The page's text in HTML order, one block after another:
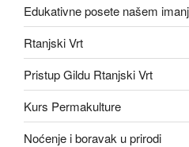
Edukativne posete našem
Rtanjski Vrt
Pristup Gildu Rtanjski Vrt
Kurs Permakulture
Noćenje i boravak u prirodi